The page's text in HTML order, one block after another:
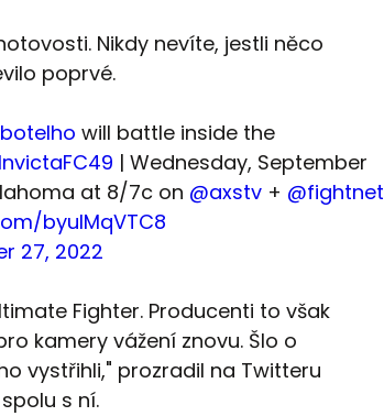
Nikdy nevíte, jestli něco
poprvé.
will battle inside the
| Wednesday, September
at 8/7c on @axstv+ @fightnet
byuIMqVTC8
27, 2022
Fighter. Producenti to však
kamery vážení znovu. Šlo o
vystřihli," prozradil na Twitteru
s ní.